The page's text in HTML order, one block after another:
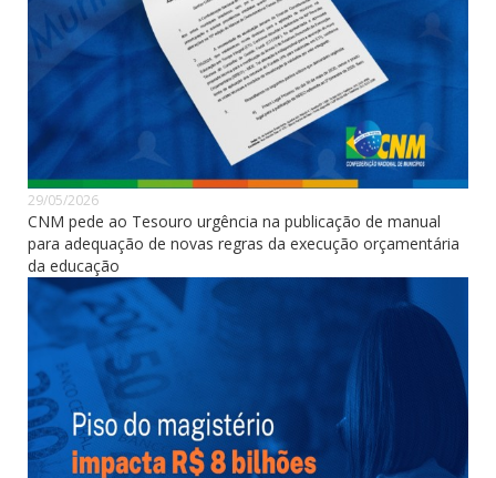
29/05/2026
CNM pede ao Tesouro urgência na publicação de manual
para adequação de novas regras da execução orçamentária
da educação